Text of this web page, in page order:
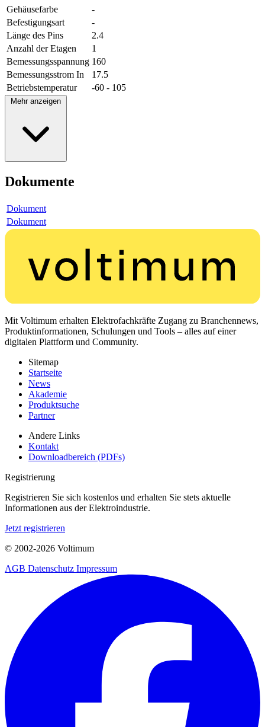
Gehäusefarbe
-
Befestigungsart
-
Länge des Pins
2.4
Anzahl der Etagen
1
Bemessungsspannung 160
Bemessungsstrom In
17.5
Betriebstemperatur
-60 - 105
Mehr anzeigen
Dokumente
Dokument
Dokument
Mit Voltimum erhalten Elektrofachkräfte Zugang zu Branchennews,
Produktinformationen, Schulungen und Tools – alles auf einer
digitalen Plattform und Community.
Sitemap
Startseite
News
Akademie
Produktsuche
Partner
Andere Links
Kontakt
Downloadbereich (PDFs)
Registrierung
Registrieren Sie sich kostenlos und erhalten Sie stets aktuelle
Informationen aus der Elektroindustrie.
Jetzt registrieren
© 2002-2026 Voltimum
AGB Datenschutz Impressum